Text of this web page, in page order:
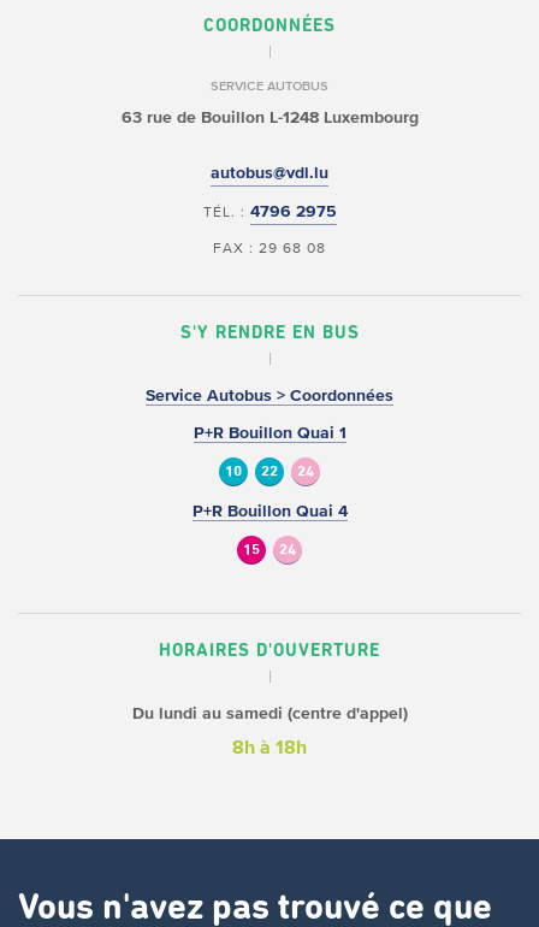
COORDONNÉES
SERVICE AUTOBUS
63 rue de BouillonL-1248 Luxembourg
autobus@vdl.lu
TÉL. : 4796 2975
FAX : 29 68 08
S'Y RENDRE EN BUS
Service Autobus > Coordonnées
P+R Bouillon Quai 1
10 22 24
P+R Bouillon Quai 4
15 24
HORAIRES D'OUVERTURE
Du lundi au samedi (centre d'appel)
8h à 18h
Vous n'avez pas trouvé ce que